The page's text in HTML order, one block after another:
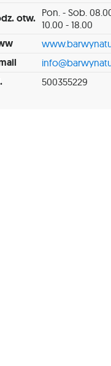
otw. Pon. - Sob.
10.00 - 18.00
500355229